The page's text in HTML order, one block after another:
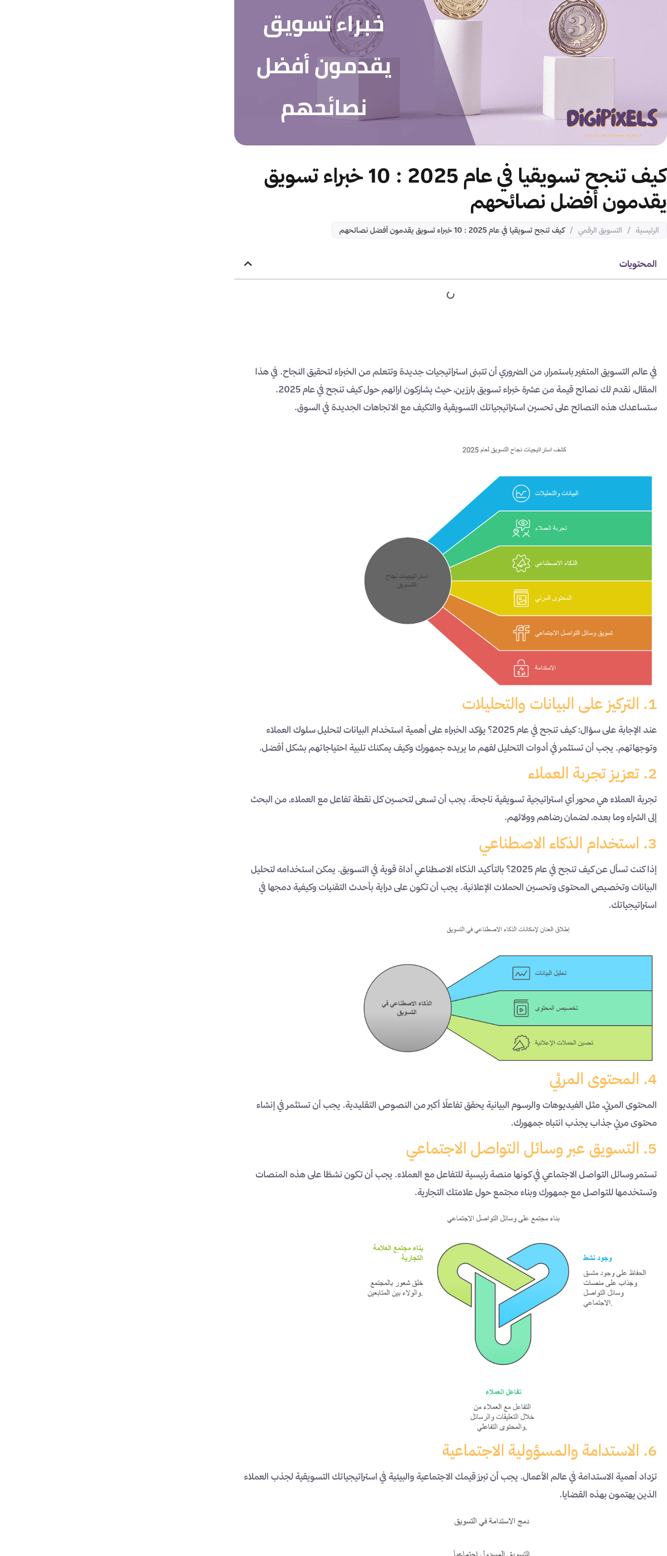
كيف تنجح تسويقيا في عام 2025 : 10 خبراء تسويق
يقدمون أفضل نصائحهم
الرئيسية / التسويق الرقمي / كيف تنجح تسويقيا في عام 2025 : 10 خبراء تسويق يقدمون أفضل نصائحهم
المحتويات
في عالم التسويق المتغير باستمرار، من الضروري أن تتبنى استراتيجيات جديدة وتتعلم من الخبراء لتحقيق النجاح. في هذا
المقال، نقدم لك نصائح قيمة من عشرة خبراء تسويق بارزين، حيث يشاركون ارائهم حول كيف تنجح في عام 2025.
ستساعدك هذه النصائح على تحسين استراتيجياتك التسويقية والتكيف مع الاتجاهات الجديدة في السوق.
1. التركيز على البيانات والتحليلات
عند الإجابة على سؤال: كيف تنجح في عام 2025؟ يؤكد الخبراء على أهمية استخدام البيانات لتحليل سلوك العملاء
وتوجهاتهم. يجب أن تستثمر في أدوات التحليل لفهم ما يريده جمهورك وكيف يمكنك تلبية احتياجاتهم بشكل أفضل.
2. تعزيز تجربة العملاء
تجربة العملاء هي محور أي استراتيجية تسويقية ناجحة. يجب أن تسعى لتحسين كل نقطة تفاعل مع العملاء، من البحث
إلى الشراء وما بعده، لضمان رضاهم وولائهم.
3. استخدام الذكاء الاصطناعي
إذا كنت تسأل عن كيف تنجح في عام 2025؟ بالتأكيد الذكاء الاصطناعي أداة قوية في التسويق. يمكن استخدامه لتحليل
البيانات وتخصيص المحتوى وتحسين الحملات الإعلانية. يجب أن تكون على دراية بأحدث التقنيات وكيفية دمجها في
استراتيجياتك.
4. المحتوى المرئي
المحتوى المرئي، مثل الفيديوهات والرسوم البيانية يحقق تفاعلًا أكبر من النصوص التقليدية. يجب أن تستثمر في إنشاء
محتوى مرئي جذاب يجذب انتباه جمهورك.
5. التسويق عبر وسائل التواصل الاجتماعي
تستمر وسائل التواصل الاجتماعي في كونها منصة رئيسية للتفاعل مع العملاء. يجب أن تكون نشطًا على هذه المنصات
وتستخدمها للتواصل مع جمهورك وبناء مجتمع حول علامتك التجارية.
6. الاستدامة والمسؤولية الاجتماعية
تزداد أهمية الاستدامة في عالم الأعمال. يجب أن تبرز قيمك الاجتماعية والبيئية في استراتيجياتك التسويقية لجذب العملاء
الذين يهتمون بهذه القضايا.